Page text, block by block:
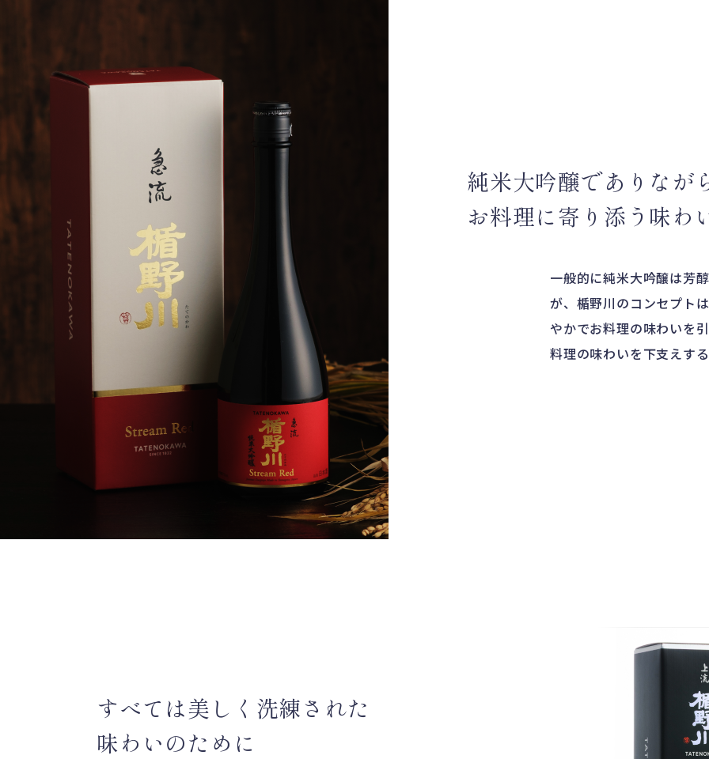
純米大吟醸でありなが
お料理に寄り添う 味わ
一般的に純米大吟醸は芳
が、楯野川のコンセプト
やかでお料理の味わいを
料理の味わいを下支えす
すべては美しく 洗練された
味わいのために